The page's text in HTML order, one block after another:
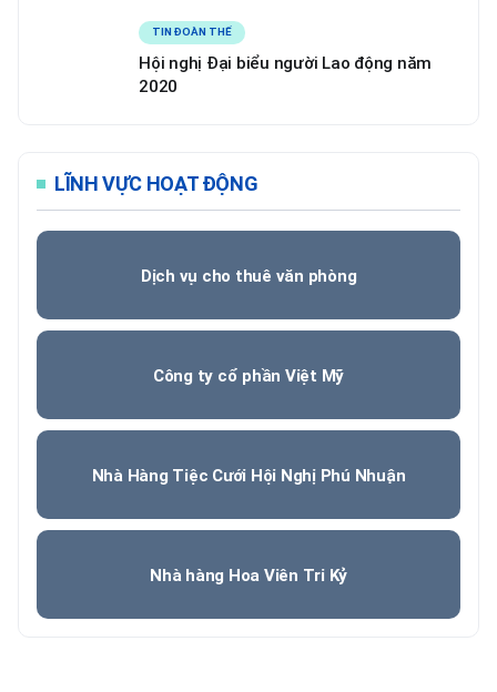
TIN ĐOÀN THỂ
Hội nghị Đại biểu người Lao động năm
2020
LĨNH VỰC HOẠT ĐỘNG
Dịch vụ cho thuê văn phòng
Công ty cổ phần Việt Mỹ
Nhà Hàng Tiệc Cưới Hội Nghị Phú Nhuận
Nhà hàng Hoa Viên Tri Kỷ